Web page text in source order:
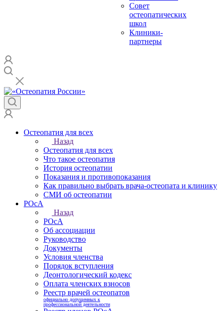
Совет
остеопатических
школ
Клиники-
партнеры
Остеопатия для всех
Назад
Остеопатия для всех
Что такое остеопатия
История остеопатии
Показания и противопоказания
Как правильно выбрать врача-остеопата и клинику
СМИ об остеопатии
РОсА
Назад
РОсА
Об ассоциации
Руководство
Документы
Условия членства
Порядок вступления
Деонтологический кодекс
Оплата членских взносов
Реестр врачей остеопатов
официально допущенных к
профессиональной деятельности